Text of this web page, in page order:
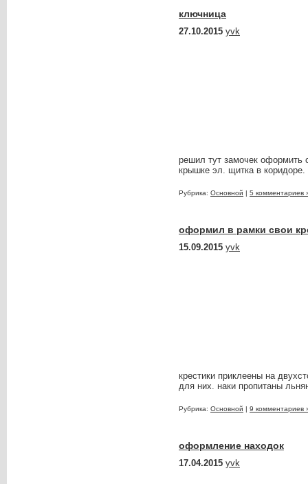
ключница
27.10.2015 yvk
решил тут замочек оформить
крышке эл. щитка в коридоре.
Рубрика: Основной | 5 комментариев
оформил в рамки свои
15.09.2015 yvk
крестики приклеены на
для них. наки пропитаны
Рубрика: Основной | 9 комментариев
оформление находок
17.04.2015 yvk